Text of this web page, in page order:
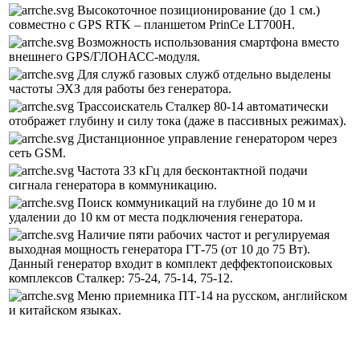
Высокоточное позиционирование (до 1 см.)
совместно с GPS RTK – планшетом PrinCe LT700H.
Возможность использования смартфона вместо
внешнего GPS/ГЛОНАСС-модуля.
Для служб газовых служб отдельно выделены
частоты ЭХЗ для работы без генератора.
Трассоискатель Сталкер 80-14 автоматически
отображет глубину и силу тока (даже в пассивных режимах).
Дистанционное управление генератором через
сеть GSM.
Частота 33 кГц для бесконтактной подачи
сигнала генератора в коммуникацию.
Поиск коммуникаций на глубине до 10 м и
удалении до 10 км от места подключения генератора.
Наличие пяти рабочих частот и регулируемая
выходная мощность генератора ГТ-75 (от 10 до 75 Вт).
Данный генератор входит в комплект деффектопоисковых
комплексов Сталкер: 75-24, 75-14, 75-12.
Меню приемника ПТ-14 на русском, английском
и китайском языках.